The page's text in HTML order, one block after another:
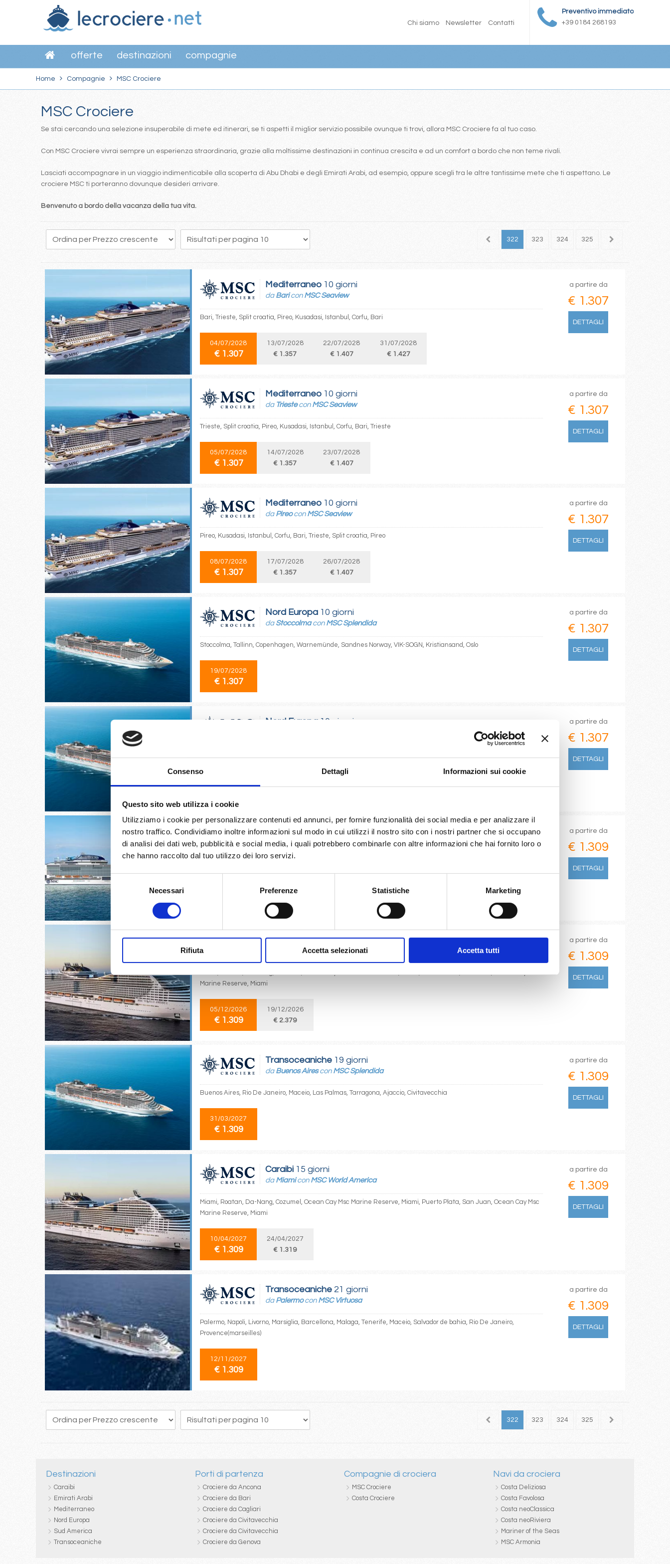
Consenso Dettagli Informazioni sui cookie
Questo sito web utilizza i cookie
Utilizziamo i cookie per personalizzare contenuti ed annunci, per fornire funzionalità dei social media e per analizzare il
nostro traffico. Condividiamo inoltre informazioni sul modo in cui utilizzi il nostro sito con i nostri partner che si occupano
di analisi dei dati web, pubblicità e social media, i quali potrebbero combinarle con altre informazioni che hai fornito loro o
che hanno raccolto dal tuo utilizzo dei loro servizi.
Selezione
del
consenso
Necessari Preferenze Statistiche Marketing
Rifiuta Accetta selezionati Accetta tutti
Preventivo immediato
+39 0184 268193
Chi siamo Newsletter Contatti
offerte destinazioni compagnie
Home Compagnie MSC Crociere
MSC Crociere
Se stai cercando una selezione insuperabile di mete ed itinerari, se ti aspetti il miglior servizio possibile ovunque ti trovi, allora MSC Crociere fa al tuo caso.
Con MSC Crociere vivrai sempre un esperienza straordinaria, grazie alla moltissime destinazioni in continua crescita e ad un comfort a bordo che non teme rivali.
Lasciati accompagnare in un viaggio indimenticabile alla scoperta di Abu Dhabi e degli Emirati Arabi, ad esempio, oppure scegli tra le altre tantissime mete che ti aspettano. Le
crociere MSC ti porteranno dovunque desideri arrivare.
Benvenuto a bordo della vacanza della tua vita.
304 305 306 307 308 309 310 311 312 314 321 322 323 324 325 326
Mediterraneo 10 giorni
da Baricon MSC Seaview
Bari, Trieste, Split croatia, Pireo, Kusadasi, Istanbul, Corfu, Bari
04/07/2028
€ 1.307
13/07/2028
€ 1.357
22/07/2028
€ 1.407
31/07/2028
€ 1.427
a partire da
€ 1.307
DETTAGLI
Mediterraneo 10 giorni
da Triestecon MSC Seaview
Trieste, Split croatia, Pireo, Kusadasi, Istanbul, Corfu, Bari, Trieste
05/07/2028
€ 1.307
14/07/2028
€ 1.357
23/07/2028
€ 1.407
a partire da
€ 1.307
DETTAGLI
Mediterraneo 10 giorni
da Pireocon MSC Seaview
Pireo, Kusadasi, Istanbul, Corfu, Bari, Trieste, Split croatia, Pireo
08/07/2028
€ 1.307
17/07/2028
€ 1.357
26/07/2028
€ 1.407
a partire da
€ 1.307
DETTAGLI
Nord Europa 10 giorni
da Stoccolmacon MSC Splendida
Stoccolma, Tallinn, Copenhagen, Warnemünde, Sandnes Norway, VIK-SOGN, Kristiansand, Oslo
19/07/2028
€ 1.307
a partire da
€ 1.307
DETTAGLI
Nord Europa 10 giorni a partire da
€ 1.307
DETTAGLI
Asia11 giorni
daShanghaiconMSC Bellissima
a partire da
€ 1.309
DETTAGLI
Caraibi15 giorni
conMSC World America
Marine Reserve, Miami
05/12/2026
€ 1.309
19/12/2026
€ 2.379
a partire da
€ 1.309
DETTAGLI
Transoceaniche 19 giorni
da Buenos Airescon MSC Splendida
Buenos Aires, Rio De Janeiro, Maceio, Las Palmas, Tarragona, Ajaccio, Civitavecchia
31/03/2027
€ 1.309
a partire da
€ 1.309
DETTAGLI
Caraibi 15 giorni
da Miamicon MSC World America
Miami, Roatan, Da-Nang, Cozumel, Ocean Cay Msc Marine Reserve, Miami, Puerto Plata, San Juan, Ocean Cay Msc
Marine Reserve, Miami
10/04/2027
€ 1.309
24/04/2027
€ 1.319
a partire da
€ 1.309
DETTAGLI
Transoceaniche 21 giorni
da Palermocon MSC Virtuosa
Palermo, Napoli, Livorno, Marsiglia, Barcellona, Malaga, Tenerife, Maceio, Salvador de bahia, Rio De Janeiro,
Provence(marseilles)
12/11/2027
€ 1.309
a partire da
€ 1.309
DETTAGLI
304 305 306 307 308 309 310 311 312 314 321 322 323 324 325 326
Destinazioni
Caraibi
Emirati Arabi
Mediterraneo
Nord Europa
Sud America
Transoceaniche
Porti di partenza
Crociere da Ancona
Crociere da Bari
Crociere da Cagliari
Crociere da Civitavecchia
Crociere da Civitavecchia
Crociere da Genova
Compagnie di crociera
MSC Crociere
Costa Crociere
Navi da crociera
Costa Deliziosa
Costa Favolosa
Costa neoClassica
Costa neoRiviera
Mariner of the Seas
MSC Armonia